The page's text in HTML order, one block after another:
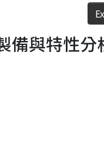
備與特性分